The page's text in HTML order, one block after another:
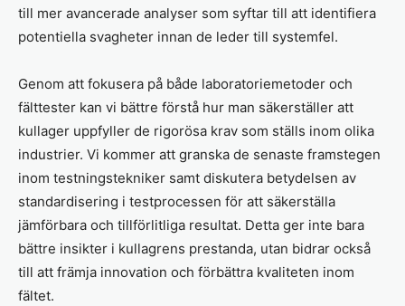
till mer avancerade analyser som syftar till att identifiera
potentiella svagheter innan de leder till systemfel.
Genom att fokusera på både laboratoriemetoder och
fälttester kan vi bättre förstå hur man säkerställer att
kullager uppfyller de rigorösa krav som ställs inom olika
industrier. Vi kommer att granska de senaste framstegen
inom testningstekniker samt diskutera betydelsen av
standardisering i testprocessen för att säkerställa
jämförbara och tillförlitliga resultat. Detta ger inte bara
bättre insikter i kullagrens prestanda, utan bidrar också
till att främja innovation och förbättra kvaliteten inom
fältet.